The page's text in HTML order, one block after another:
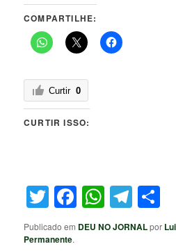
COMPARTILHE:
Curtir 0
CURTIR ISSO:
Twitter
Facebook
Publicado em DEU NO JORNALpor
Permanente.